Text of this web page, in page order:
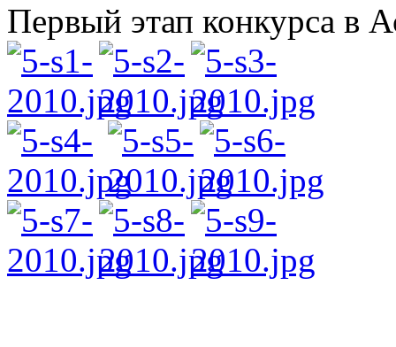
Первый этап конкурса в